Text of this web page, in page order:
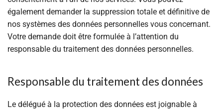
également demander la suppression totale et définitive de
nos systèmes des données personnelles vous concernant.
Votre demande doit être formulée à l’attention du
responsable du traitement des données personnelles.
Responsable du traitement des données
Le délégué à la protection des données est joignable à